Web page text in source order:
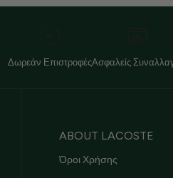
Δωρεάν ΕπιστροφέςΑσφαλείς
ABOUT LACOSTE
Όροι Χρήσης